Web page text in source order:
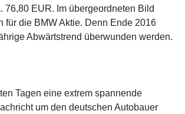
76,80 EUR. Im übergeordneten Bild
für die BMW Aktie. Denn Ende 2016
Abwärtstrend überwunden werden.
Tagen eine extrem spannende
um den deutschen Autobauer